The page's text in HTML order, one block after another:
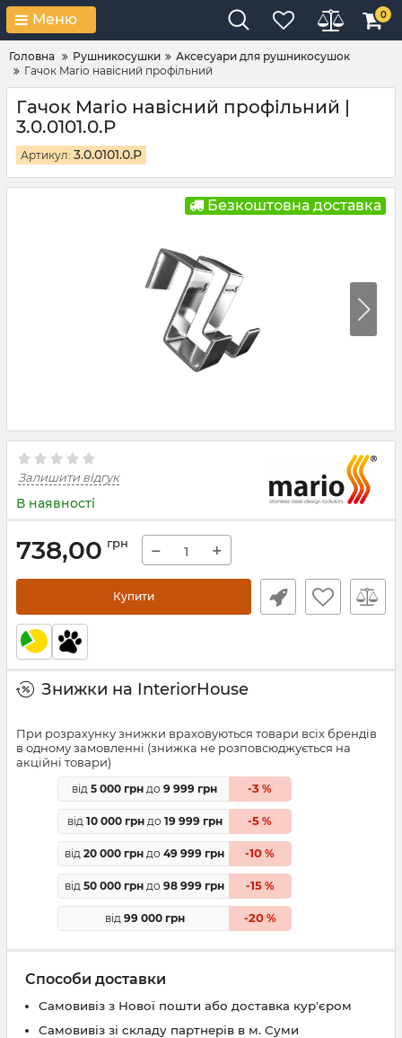
Меню 0
Головна Рушникосушки
Аксесуари для рушникосушок
Гачок Mario навісний профільний
Гачок Mario навісний профільний |
3.0.0101.0.P
Артикул: 3.0.0101.0.P
Безкоштовна доставка
Залишити відгук
В наявності
738,00 грн − +
Купити
Знижки на InteriorHouse
При розрахунку знижки враховуються товари всіх брендів
в одному замовленні (знижка не розповсюджується на
акційні товари)
від 5 000 грн до 9 999 грн -3 %
від 10 000 грндо 19 999 грн -5 %
від 20 000 грн до 49 999 грн -10 %
від 50 000 грн до 98 999 грн -15%
від 99 000 грн -20%
Способи доставки
Самовивіз з Нової пошти або доставка кур'єром
Самовивіз зі складу партнерів в м. Суми